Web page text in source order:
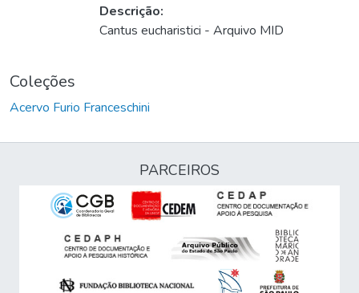
Descrição:
Cantus eucharistici - Arquivo MID
Coleções
Acervo Furio Franceschini
PARCEIROS